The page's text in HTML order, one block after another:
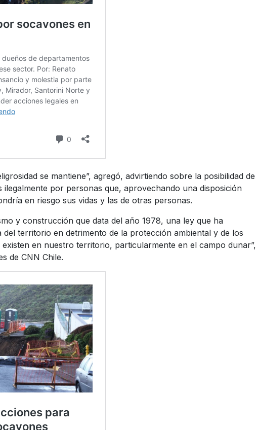
se mantiene”, agregó, advirtiendo sobre la posibilidad de
por personas que, aprovechando una disposición
en riesgo sus vidas y las de otras personas.
y construcción que data del año 1978, una ley que ha
territorio en detrimento de la protección ambiental y de los
en nuestro territorio, particularmente en el campo dunar”,
de CNN Chile.